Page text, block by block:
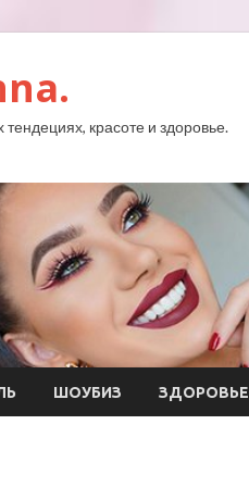
красоте и здоровье.
ШОУБИЗ ЗДОРОВЬЕ